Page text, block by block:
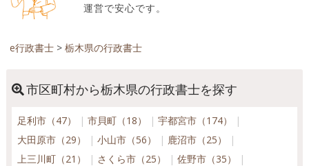
運営で安心です。
e行政書士> 栃木県の行政書士
市区町村から栃木県の行政書士を探す
足利市（47） 市貝町（18）
宇都宮市（174）
大田原市（29）
小山市（56）
鹿沼市（25）
上三川町（21）
さくら市（25）
佐野市（35）